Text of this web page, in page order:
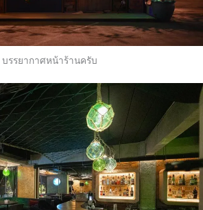
บรรยากาศหน้าร้านครับ